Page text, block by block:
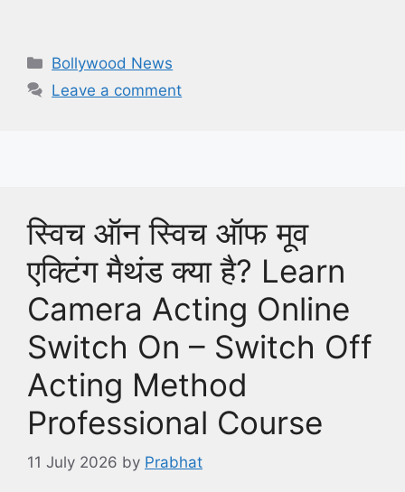
Categories
Bollywood News
Leave a comment
स्विच ऑन स्विच ऑफ मूव
एक्टिंग मैथंड क्या है? Learn
Camera Acting Online
Switch On – Switch Off
Acting Method
Professional Course
11 July 2026 by Prabhat